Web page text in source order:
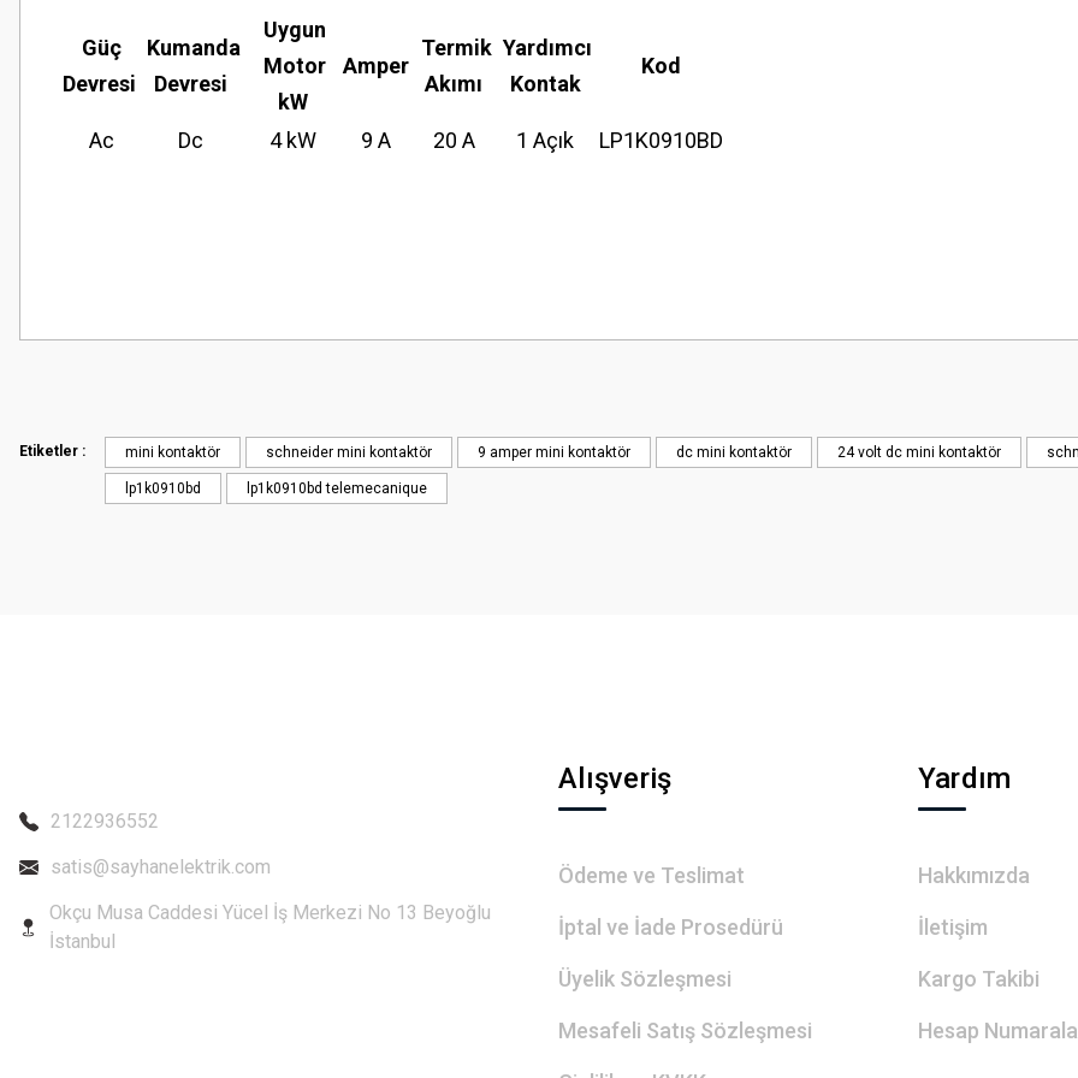
Güç
Devresi
Kumanda
Devresi
Uygun
Motor
kW
Amper
Termik
Akımı
Yardımcı
Kontak
Kod
Ac Dc 4 kW 9 A 20 A 1 Açık LP1K0910BD
Görüş ve önerileriniz için teşekkür ederiz.
Ürün bilgilerinde hatalar bulunuyor.
Ürün fiyatı diğer sitelerden daha pahalı.
Etiketler : mini kontaktör schneider mini kontaktör 9 amper mini kontaktör dc mini kontaktör 24 volt dc mini kontaktör
lp1k0910bd lp1k0910bd telemecanique
2122936552
satis@sayhanelektrik.com
Okçu Musa Caddesi Yücel İş Merkezi No 13 Beyoğlu
İstanbul
Alışveriş
Ödeme ve Teslimat
İptal ve İade Prosedürü
Üyelik Sözleşmesi
Mesafeli Satış Sözleşmesi
Yardım
Hakkımızda
İletişim
Kargo Takibi
Hesap